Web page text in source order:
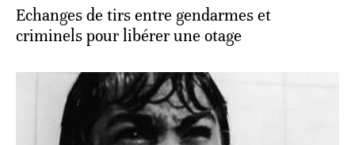
Echanges de tirs entre gendarmes et
criminels pour libérer une otage